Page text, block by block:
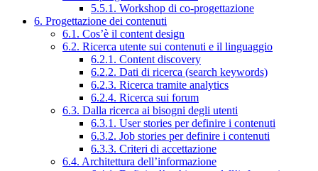
5.5.1. Workshop di co-progettazione
6. Progettazione dei contenuti
6.1. Cos’è il content design
6.2. Ricerca utente sui contenuti e il linguaggio
6.2.1. Content discovery
6.2.2. Dati di ricerca (search keywords)
6.2.3. Ricerca tramite analytics
6.2.4. Ricerca sui forum
6.3. Dalla ricerca ai bisogni degli utenti
6.3.1. User stories per definire i contenuti
6.3.2. Job stories per definire i contenuti
6.3.3. Criteri di accettazione
6.4. Architettura dell’informazione